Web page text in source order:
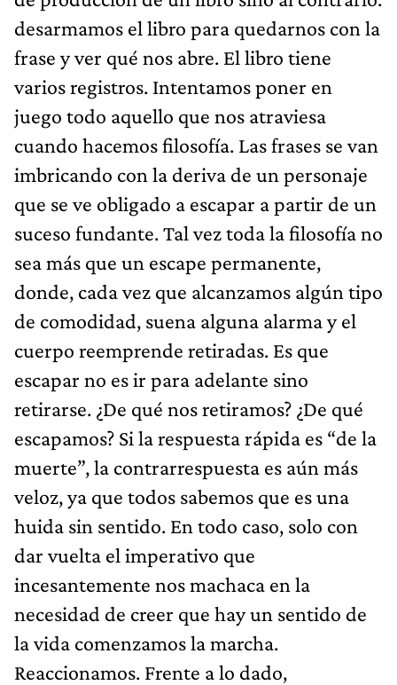
desarmamos el libro para quedarnos con la
frase y ver qué nos abre. El libro tiene
varios registros. Intentamos poner en
juego todo aquello que nos atraviesa
cuando hacemos filosofía. Las frases se van
imbricando con la deriva de un personaje
que se ve obligado a escapar a partir de un
suceso fundante. Tal vez toda la filosofía no
sea más que un escape permanente,
donde, cada vez que alcanzamos algún tipo
de comodidad, suena alguna alarma y el
cuerpo reemprende retiradas. Es que
escapar no es ir para adelante sino
retirarse. ¿De qué nos retiramos? ¿De qué
escapamos? Si la respuesta rápida es “de la
muerte”, la contrarrespuesta es aún más
veloz, ya que todos sabemos que es una
huida sin sentido. En todo caso, solo con
dar vuelta el imperativo que
incesantemente nos machaca en la
necesidad de creer que hay un sentido de
la vida comenzamos la marcha.
Reaccionamos. Frente a lo dado,